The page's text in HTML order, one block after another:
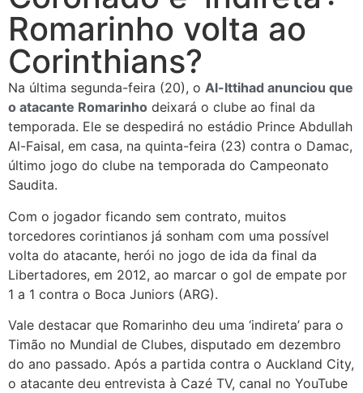
Romarinho volta ao
Corinthians?
Na última segunda-feira (20), o Al-Ittihad anunciou que
o atacante Romarinho deixará o clube ao final da
temporada. Ele se despedirá no estádio Prince Abdullah
Al-Faisal, em casa, na quinta-feira (23) contra o Damac,
último jogo do clube na temporada do Campeonato
Saudita.
Com o jogador ficando sem contrato, muitos
torcedores corintianos já sonham com uma possível
volta do atacante, herói no jogo de ida da final da
Libertadores, em 2012, ao marcar o gol de empate por
1 a 1 contra o Boca Juniors (ARG).
Vale destacar que Romarinho deu uma ‘indireta’ para o
Timão no Mundial de Clubes, disputado em dezembro
do ano passado. Após a partida contra o Auckland City,
o atacante deu entrevista à Cazé TV, canal no YouTube